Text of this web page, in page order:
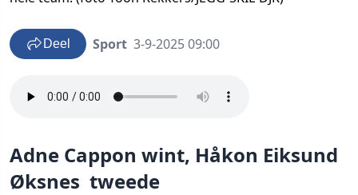
Deel Sport 3-9-2025 09:00
Adne Cappon wint, Håkon Eiksund
Øksnes tweede